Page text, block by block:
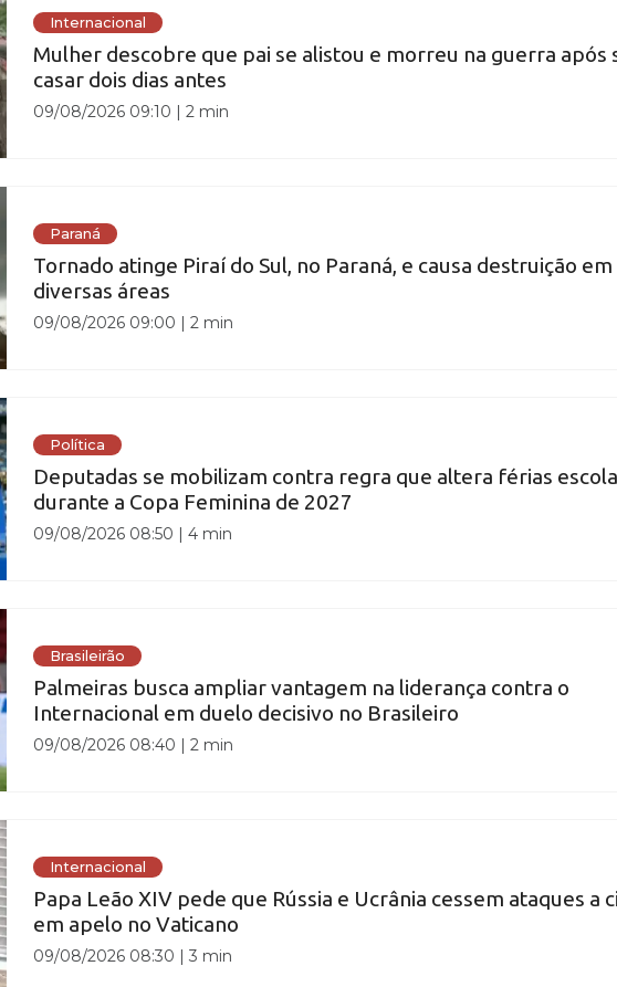
Internacional
Mulher descobre que pai se alistou e morreu na guerra após
casar dois dias antes
09/08/2026 09:10 |2 min
Paraná
Tornado atinge Piraí do Sul, no Paraná, e causa destruição em
diversas áreas
09/08/2026 09:00 |2 min
Política
Deputadas se mobilizam contra regra que altera férias
durante a Copa Feminina de 2027
09/08/2026 08:50 |4 min
Brasileirão
Palmeiras busca ampliar vantagem na liderança contra o
Internacional em duelo decisivo no Brasileiro
09/08/2026 08:40 |2 min
Internacional
Papa Leão XIV pede que Rússia e Ucrânia cessem ataques a
em apelo no Vaticano
09/08/2026 08:30 |3 min